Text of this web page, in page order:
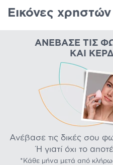
Εικόνες χρηστών
ΑΝΈΒΑΣΕ ΤΙΣ
ΚΑΙ
Ανέβασε τις δικές σου
Ή γιατί όχι το
*Κάθε μήνα μετά από